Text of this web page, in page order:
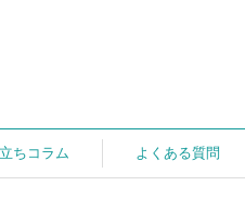
ちコラム よくある質問